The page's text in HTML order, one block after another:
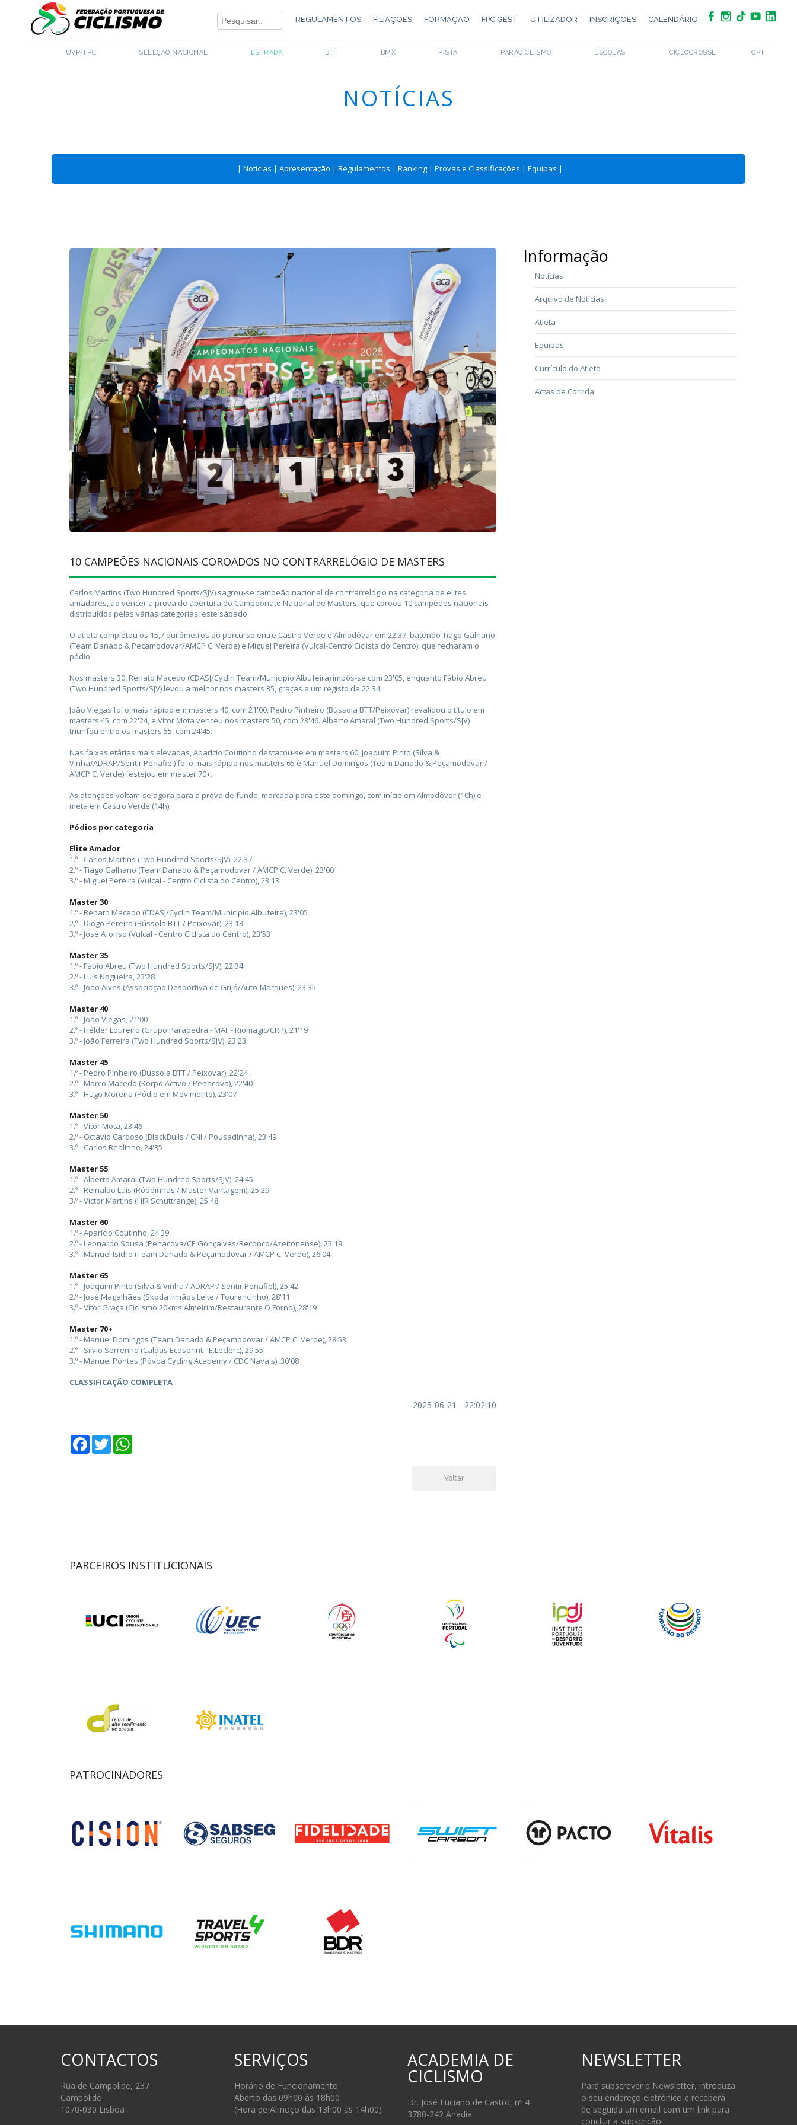
REGULAMENTOS FILIAÇÕES FORMAÇÃO FPC GEST UTILIZADOR INSCRIÇÕES CALENDÁRIO
UVP-FPC SELEÇÃO NACIONAL ESTRADA BTT BMX PISTA PARACICLISMO ESCOLAS CICLOCROSSE CPT
NOTÍCIAS
| Noticias | Apresentação | Regulamentos | Ranking | Provas e Classificações | Equipas |
10 CAMPEÕES NACIONAIS COROADOS NO CONTRARRELÓGIO DE MASTERS
Carlos Martins (Two Hundred Sports/SJV) sagrou-se campeão nacional de contrarrelógio na categoria de elites
amadores, ao vencer a prova de abertura do Campeonato Nacional de Masters, que coroou 10 campeões nacionais
distribuídos pelas várias categorias, este sábado.
O atleta completou os 15,7 quilómetros do percurso entre Castro Verde e Almodôvar em 22'37, batendo Tiago Galhano
(Team Danado & Peçamodovar/AMCP C. Verde) e Miguel Pereira (Vulcal-Centro Ciclista do Centro), que fecharam o
pódio.
Nos masters 30, Renato Macedo (CDASJ/Cyclin Team/Município Albufeira) impôs-se com 23'05, enquanto Fábio Abreu
(Two Hundred Sports/SJV) levou a melhor nos masters 35, graças a um registo de 22'34.
João Viegas foi o mais rápido em masters 40, com 21'00, Pedro Pinheiro (Bússola BTT/Peixovar) revalidou o título em
masters 45, com 22'24, e Vítor Mota venceu nos masters 50, com 23'46. Alberto Amaral (Two Hundred Sports/SJV)
triunfou entre os masters 55, com 24'45.
Nas faixas etárias mais elevadas, Aparício Coutinho destacou-se em masters 60, Joaquim Pinto (Silva &
Vinha/ADRAP/Sentir Penafiel) foi o mais rápido nos masters 65 e Manuel Domingos (Team Danado & Peçamodovar /
AMCP C. Verde) festejou em master 70+.
As atenções voltam-se agora para a prova de fundo, marcada para este domingo, com início em Almodôvar (10h) e
meta em Castro Verde (14h).
Pódios por categoria
Elite Amador
1.º - Carlos Martins (Two Hundred Sports/SJV), 22'37
2.º - Tiago Galhano (Team Danado & Peçamodovar / AMCP C. Verde), 23'00
3.º - Miguel Pereira (Vulcal - Centro Ciclista do Centro), 23'13
Master 30
1.º - Renato Macedo (CDASJ/Cyclin Team/Município Albufeira), 23'05
2.º - Diogo Pereira (Bússola BTT / Peixovar), 23'13
3.º - José Afonso (Vulcal - Centro Ciclista do Centro), 23'53
Master 35
1.º - Fábio Abreu (Two Hundred Sports/SJV), 22'34
2.º - Luís Nogueira, 23'28
3.º - João Alves (Associação Desportiva de Grijó/Auto-Marques), 23'35
Master 40
1.º - João Viegas, 21'00
2.º - Hélder Loureiro (Grupo Parapedra - MAF - Riomagic/CRP), 21'19
3.º - João Ferreira (Two Hundred Sports/SJV), 23'23
Master 45
1.º - Pedro Pinheiro (Bússola BTT / Peixovar), 22'24
2.º - Marco Macedo (Korpo Activo / Penacova), 22'40
3.º - Hugo Moreira (Pódio em Movimento), 23'07
Master 50
1.º - Vítor Mota, 23'46
2.º - Octávio Cardoso (BlackBulls / CNI / Pousadinha), 23'49
3.º - Carlos Realinho, 24'35
Master 55
1.º - Alberto Amaral (Two Hundred Sports/SJV), 24'45
2.º - Reinaldo Luís (Róódinhas / Master Vantagem), 25'29
3.º - Victor Martins (HIR Schuttrange), 25'48
Master 60
1.º - Aparício Coutinho, 24'39
2.º - Leonardo Sousa (Penacova/CE Gonçalves/Reconco/Azeitonense), 25'19
3.º - Manuel Isidro (Team Danado & Peçamodovar / AMCP C. Verde), 26'04
Master 65
1.º - Joaquim Pinto (Silva & Vinha / ADRAP / Sentir Penafiel), 25'42
2.º - José Magalhães (Skoda Irmãos Leite / Tourencinho), 28'11
3.º - Vítor Graça (Ciclismo 20kms Almeirim/Restaurante O Forno), 28'19
Master 70+
1.º - Manuel Domingos (Team Danado & Peçamodovar / AMCP C. Verde), 28'53
2.º - Sílvio Serrenho (Caldas Ecosprint - E.Leclerc), 29'55
3.º - Manuel Pontes (Póvoa Cycling Academy / CDC Navais), 30'08
CLASSIFICAÇÃO COMPLETA
2025-06-21 - 22:02:10
Facebook
Twitter
Voltar
Informação
Notícias
Arquivo de Notícias
Atleta
Equipas
Currículo do Atleta
Actas de Corrida
PARCEIROS INSTITUCIONAIS
PATROCINADORES
CONTACTOS
Rua de Campolide, 237
Campolide
1070-030 Lisboa
SERVIÇOS
Horário de Funcionamento:
Aberto das 09h00 às 18h00
(Hora de Almoço das 13h00 às 14h00)
ACADEMIA DE
CICLISMO
Dr. José Luciano de Castro, nº 4
3780-242 Anadia
NEWSLETTER
Para subscrever a Newsletter, introduza
o seu endereço eletrónico e receberá
de seguida um email com um link para
concluir a subscrição.